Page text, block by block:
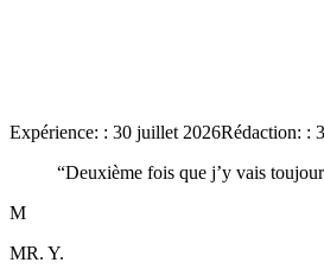
Expérience: : 30 juillet 2026Rédaction: :
“Deuxième fois que j’y vais
M
MR. Y.